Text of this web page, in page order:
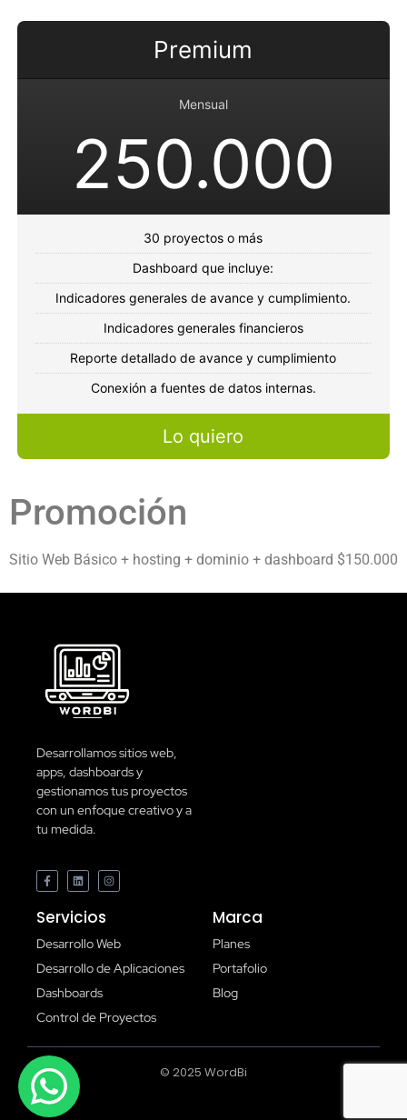
Premium
Mensual
250.000
30 proyectos o más
Dashboard que incluye:
Indicadores generales de avance y cumplimiento.
Indicadores generales financieros
Reporte detallado de avance y cumplimiento
Conexión a fuentes de datos internas.
Lo quiero
Promoción
Sitio Web Básico + hosting + dominio + dashboard $150.000
Desarrollamos sitios web,
apps, dashboards y
gestionamos tus proyectos
con un enfoque creativo y a
tu medida.
Servicios
Desarrollo Web
Desarrollo de Aplicaciones
Dashboards
Control de Proyectos
Marca
Planes
Portafolio
Blog
© 2025 WordBi